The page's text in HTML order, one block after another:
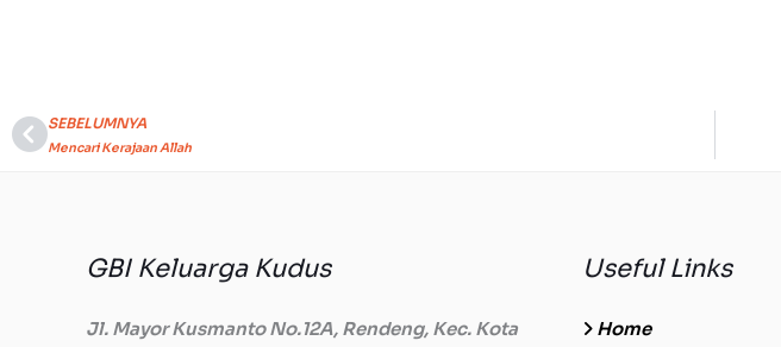
Prev
SEBELUMNYA
Mencari Kerajaan Allah
GBI Keluarga Kudus
Jl. Mayor Kusmanto No.12A, Rendeng, Kec. Kota
Useful Links
Home